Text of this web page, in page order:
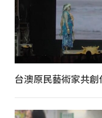
台澳原民藝術家共